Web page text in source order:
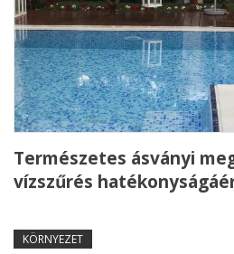
Természetes ásványi
vízszűrés
KÖRNYEZET